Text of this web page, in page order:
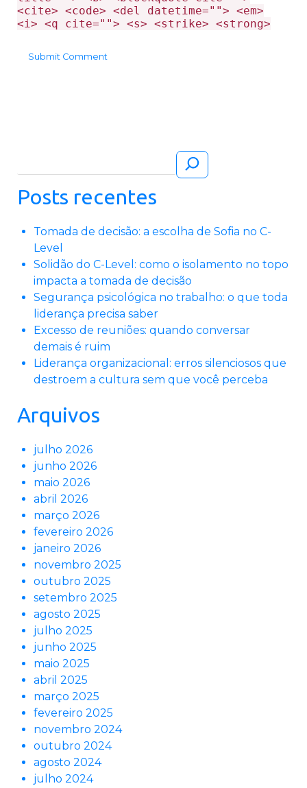
<cite> <code> <del datetime=""> <em>
<i> <q cite=""> <s> <strike> <strong>
Posts recentes
Tomada de decisão: a escolha de Sofia no C-
Level
Solidão do C-Level: como o isolamento no topo
impacta a tomada de decisão
Segurança psicológica no trabalho: o que toda
liderança precisa saber
Excesso de reuniões: quando conversar
demais é ruim
Liderança organizacional: erros silenciosos que
destroem a cultura sem que você perceba
Arquivos
julho 2026
junho 2026
maio 2026
abril 2026
março 2026
fevereiro 2026
janeiro 2026
novembro 2025
outubro 2025
setembro 2025
agosto 2025
julho 2025
junho 2025
maio 2025
abril 2025
março 2025
fevereiro 2025
novembro 2024
outubro 2024
agosto 2024
julho 2024